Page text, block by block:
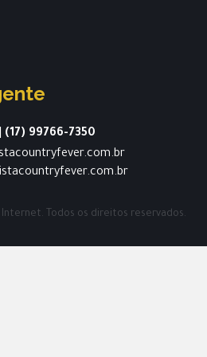
(17) 99766-7350
Internet. Todos os direitos reservados.